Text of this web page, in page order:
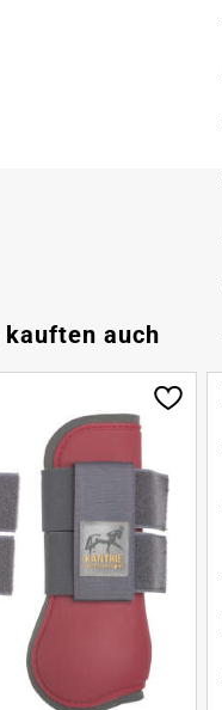
kauften auch